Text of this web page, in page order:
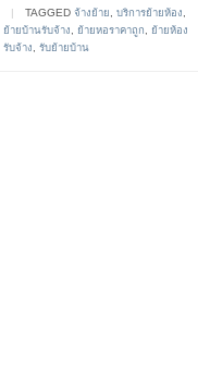
| TAGGED จ้างย้าย บริการย้ายห้อง
ย้ายบ้านรับจ้าง
ย้ายหอราคาถูก
ย้ายห้อง
รับจ้าง
รับย้ายบ้าน